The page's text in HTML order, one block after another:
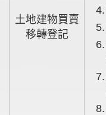
土地建物買賣
移轉登記
6. 優先購買權放棄書證明文件或
7. 土地增值稅及契稅繳(免)納收
8. 其他依法令規定應檢附之文